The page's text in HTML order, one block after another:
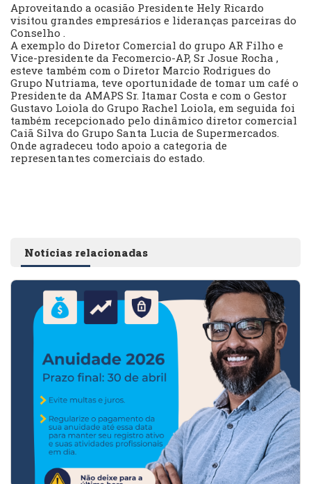
Aproveitando a ocasião Presidente Hely Ricardo
visitou grandes empresários e lideranças parceiras do
Conselho .
A exemplo do Diretor Comercial do grupo AR Filho e
Vice-presidente da Fecomercio-AP, Sr Josue Rocha ,
esteve também com o Diretor Marcio Rodrigues do
Grupo Nutriama, teve oportunidade de tomar um café o
Presidente da AMAPS Sr. Itamar Costa e com o Gestor
Gustavo Loiola do Grupo Rachel Loiola, em seguida foi
também recepcionado pelo dinâmico diretor comercial
Caiã Silva do Grupo Santa Lucia de Supermercados.
Onde agradeceu todo apoio a categoria de
representantes comerciais do estado.
Notícias relacionadas